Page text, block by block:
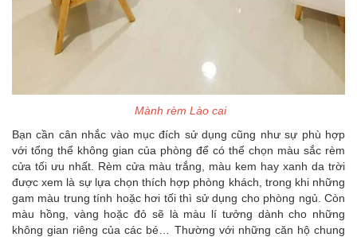
Mành rèm Lào cai
Bạn cần cân nhắc vào mục đích sử dụng cũng như sự phù hợp
với tổng thể không gian của phòng để có thể chọn màu sắc rèm
cửa tối ưu nhất. Rèm cửa màu trắng, màu kem hay xanh da trời
được xem là sự lựa chọn thích hợp phòng khách, trong khi những
gam màu trung tính hoặc hơi tối thì sử dụng cho phòng ngủ. Còn
màu hồng, vàng hoặc đỏ sẽ là màu lí tưởng dành cho những
không gian riêng của các bé… Thường với những căn hộ chung